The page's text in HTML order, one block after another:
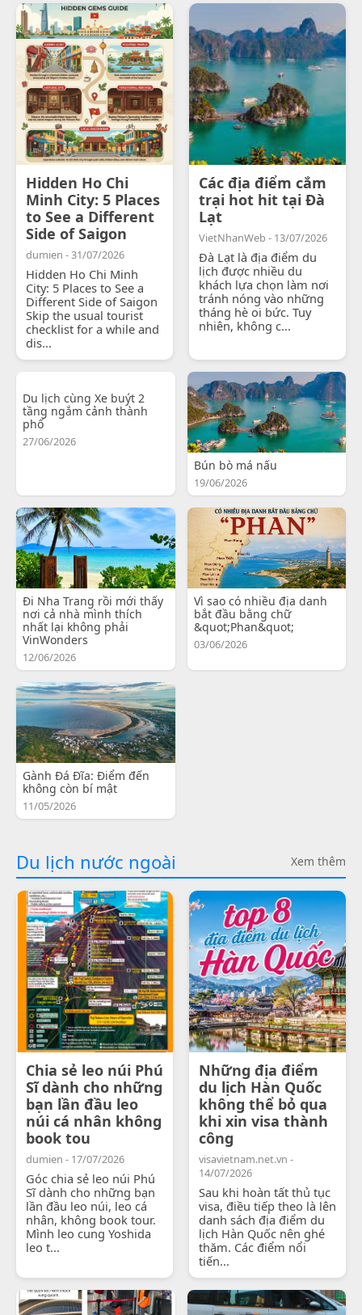
Hidden Ho Chi
Minh City: 5 Places
to See a Different
Side of Saigon
dumien - 31/07/2026
Hidden Ho Chi Minh
City: 5 Places to See a
Different Side of Saigon
Skip the usual tourist
checklist for a while and
dis...
Các địa điểm cắm
trại hot hit tại Đà
Lạt
VietNhanWeb - 13/07/2026
Đà Lạt là địa điểm du
lịch được nhiều du
khách lựa chọn làm nơi
tránh nóng vào những
tháng hè oi bức. Tuy
nhiên, không c...
Du lịch cùng Xe buýt 2
tầng ngắm cảnh thành
phố
27/06/2026
Bún bò má nấu
19/06/2026
Đi Nha Trang rồi mới thấy
nơi cả nhà mình thích
nhất lại không phải
VinWonders
12/06/2026
Vì sao có nhiều địa danh
bắt đầu bằng chữ
&quot;Phan&quot;
03/06/2026
Gành Đá Đĩa: Điểm đến
không còn bí mật
11/05/2026
Du lịch nước ngoài Xem thêm
Chia sẻ leo núi Phú
Sĩ dành cho những
bạn lần đầu leo
núi cá nhân không
book tou
dumien - 17/07/2026
Góc chia sẻ leo núi Phú
Sĩ dành cho những bạn
lần đầu leo núi, leo cá
nhân, không book tour.
Mình leo cung Yoshida
leo t...
Những địa điểm
du lịch Hàn Quốc
không thể bỏ qua
khi xin visa thành
công
visavietnam.net.vn -
14/07/2026
Sau khi hoàn tất thủ tục
visa, điều tiếp theo là lên
danh sách địa điểm du
lịch Hàn Quốc nên ghé
thăm. Các điểm nổi
tiến...